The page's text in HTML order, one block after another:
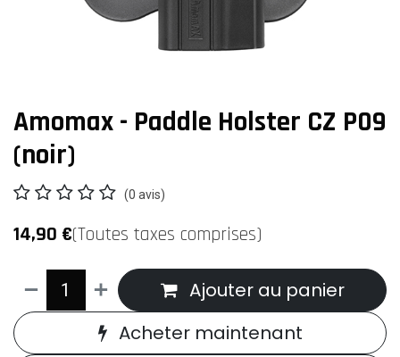
Amomax - Paddle Holster CZ P09
(noir)
(0 avis)
14,90 €(Toutes taxes comprises)
Ajouter au panier
Acheter maintenant